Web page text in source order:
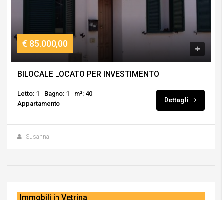
€ 85.000,00
BILOCALE LOCATO PER INVESTIMENTO
Letto: 1 Bagno: 1
m²: 40
Appartamento
Dettagli
Susanna
Immobili in Vetrina